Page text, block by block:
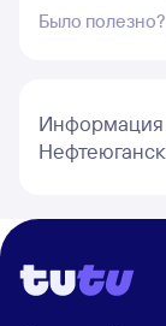
Было полезно?
Информация
Нефтеюганск